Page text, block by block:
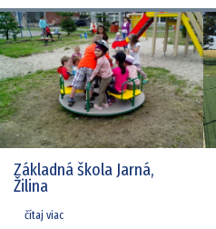
Základná škola Jarná,
Žilina
čítaj viac